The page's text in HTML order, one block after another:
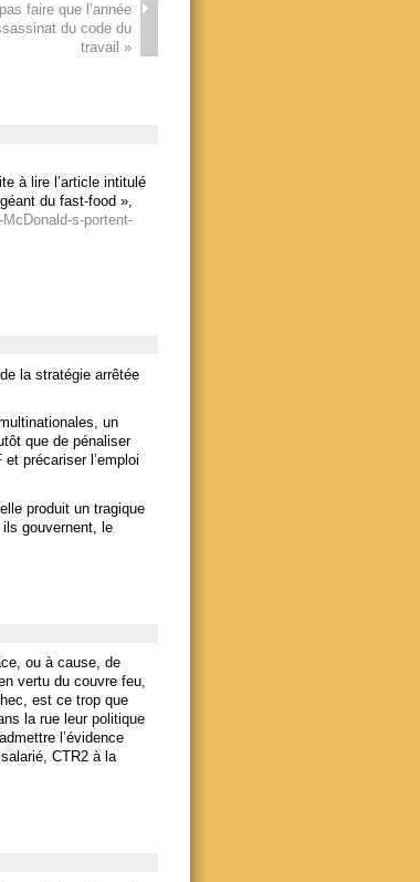
faire que l’année
du code du
travail»
à lire l’article intitulé
du fast-food »,
s-portent-
la stratégie arrêtée
un
que de pénaliser
précariser l’emploi
produit un tragique
gouvernent, le
ou à cause, de
vertu du couvre feu,
est ce trop que
la rue leur politique
l’évidence
CTR2 à la